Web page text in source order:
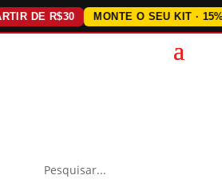
R$30 MONTE O SEU KIT · 15% OFF